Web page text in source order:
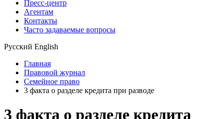
Пресс-центр
Агентам
Контакты
Часто задаваемые вопросы
Русский English
Главная
Правовой журнал
Семейное право
3 факта о разделе кредита при разводе
3 факта о разделе кредита